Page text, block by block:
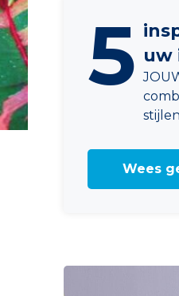
5 uw
stijlen
Wees